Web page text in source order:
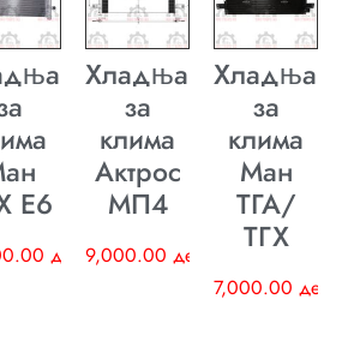
E6
ден
Хладњак
за
клима
Актрос
МП4
9,000.00 ден
Хладњак
за
клима
Ман
ТГА/
ТГХ
7,000.00 ден